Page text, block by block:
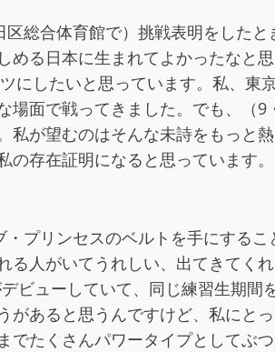
総合体育館で）挑戦表明をした
る日本に生まれてよかったなと
したいと思っています。私、東
面で戦ってきました。でも、（
が望むのはそんな未詩をもっと
存在証明になると思っています
プリンセスのベルトを手にする
人がいてうれしい、出てきてく
ビューしていて、同じ練習生期
あると思うんですけど、私にと
たくさんパワータイプとしてぶ